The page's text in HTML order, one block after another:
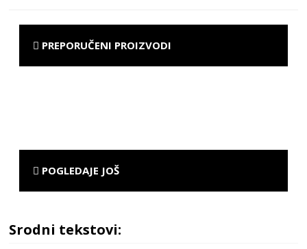
PREPORUČENI PROIZVODI
POGLEDAJE JOŠ
Srodni tekstovi: